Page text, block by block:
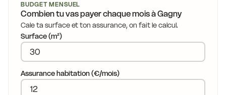
BUDGET MENSUEL
Combien tu vas payer chaque mois àGagny
Cale ta surface et ton assurance, on fait le calcul.
Surface (m²)
Assurance habitation (€/mois)